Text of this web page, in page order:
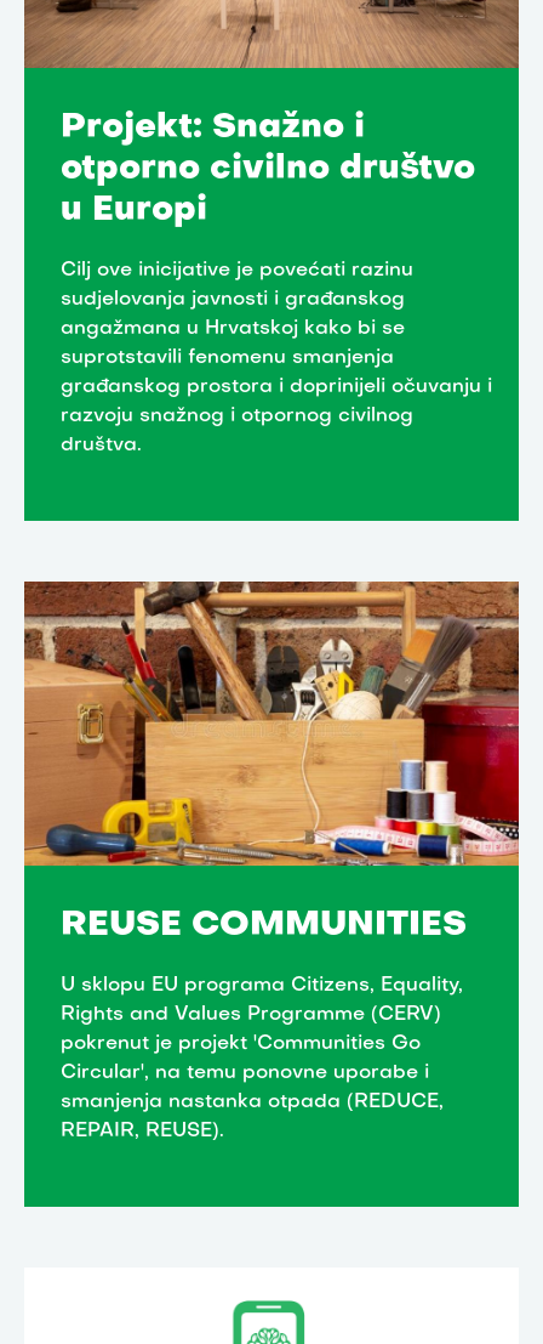
Projekt: Snažno i
otporno civilno društvo
u Europi
Cilj ove inicijative je povećati razinu
sudjelovanja javnosti i građanskog
angažmana u Hrvatskoj kako bi se
suprotstavili fenomenu smanjenja
građanskog prostora i doprinijeli očuvanju i
razvoju snažnog i otpornog civilnog
društva.
REUSE COMMUNITIES
U sklopu EU programa Citizens, Equality,
Rights and Values Programme (CERV)
pokrenut je projekt 'Communities Go
Circular', na temu ponovne uporabe i
smanjenja nastanka otpada (REDUCE,
REPAIR, REUSE).